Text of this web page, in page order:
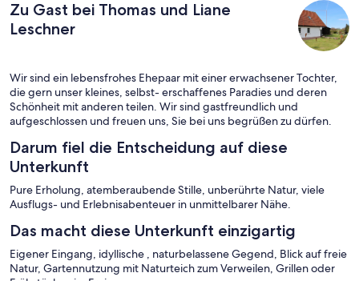
Zu Gast bei Thomas und Liane
Leschner
Wir sind ein lebensfrohes Ehepaar mit einer erwachsener Tochter,
die gern unser kleines, selbst- erschaffenes Paradies und deren
Schönheit mit anderen teilen. Wir sind gastfreundlich und
aufgeschlossen und freuen uns, Sie bei uns begrüßen zu dürfen.
Darum fiel die Entscheidung auf diese
Unterkunft
Pure Erholung, atemberaubende Stille, unberührte Natur, viele
Ausflugs- und Erlebnisabenteuer in unmittelbarer Nähe.
Das macht diese Unterkunft einzigartig
Eigener Eingang, idyllische , naturbelassene Gegend, Blick auf freie
Natur, Gartennutzung mit Naturteich zum Verweilen, Grillen oder